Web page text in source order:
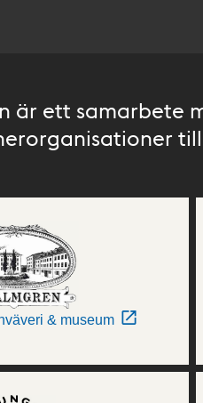
är ett samarbete
& museum